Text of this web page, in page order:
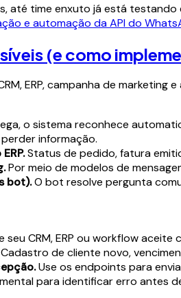
até time enxuto já está
e automação da API do
(e como
ERP, campanha de
o sistema reconhece
informação.
Status de pedido, fatura
Por meio de modelos de
bot).O bot resolve pergunta
CRM, ERP ou workflow aceite
de cliente novo,
Use os endpoints para
para identificar erro antes